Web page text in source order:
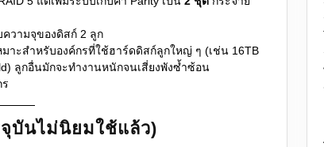
ความจุของดิสก์ 2 ลูก
มาะสำหรับองค์กรที่ใช้ฮาร์ดดิสก์ลูกใหญ่ ๆ (เช่น 16TB
ลูกอื่นมักจะทำงานหนักจนเสี่ยงพังซ้ำซ้อน
บันไม่นิยมใช้แล้ว)